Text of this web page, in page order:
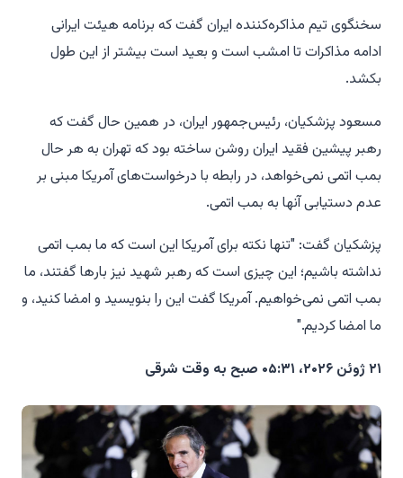
سخنگوی تیم مذاکره‌کننده ایران گفت که برنامه هیئت ایرانی
ادامه مذاکرات تا امشب است و بعید است بیشتر از این طول
بکشد.
مسعود پزشکیان، رئیس‌جمهور ایران، در همین حال گفت که
رهبر پیشین فقید ایران روشن ساخته بود که تهران به هر حال
بمب اتمی نمی‌خواهد، در رابطه با درخواست‌های آمریکا مبنی بر
عدم دستیابی آنها به بمب اتمی.
پزشکیان گفت: "تنها نکته برای آمریکا این است که ما بمب اتمی
نداشته باشیم؛ این چیزی است که رهبر شهید نیز بارها گفتند، ما
بمب اتمی نمی‌خواهیم. آمریکا گفت این را بنویسید و امضا کنید، و
ما امضا کردیم."
۲۱ ژوئن ۲۰۲۶، ۰۵:۳۱ صبح به وقت شرقی